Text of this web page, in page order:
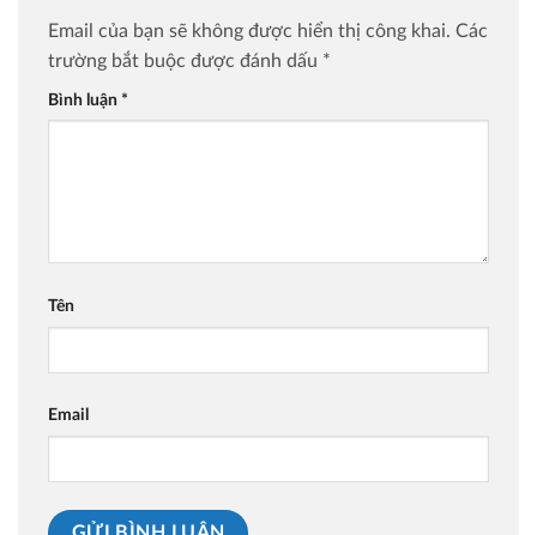
Email của bạn sẽ không được hiển thị công khai. Các
trường bắt buộc được đánh dấu *
Bình luận *
Tên
Email